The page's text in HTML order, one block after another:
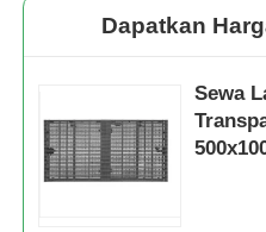
Dapatkan
Sewa